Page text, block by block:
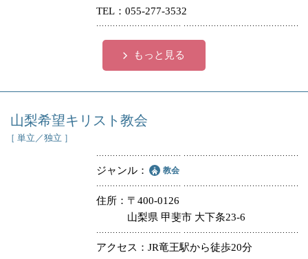
TEL 055-277-3532
もっと見る
山梨希望キリスト教会
［ 単立／独立 ］
ジャンル 教会
住所
〒400-0126
山梨県 甲斐市 大下条23-6
アクセス JR竜王駅から徒歩20分